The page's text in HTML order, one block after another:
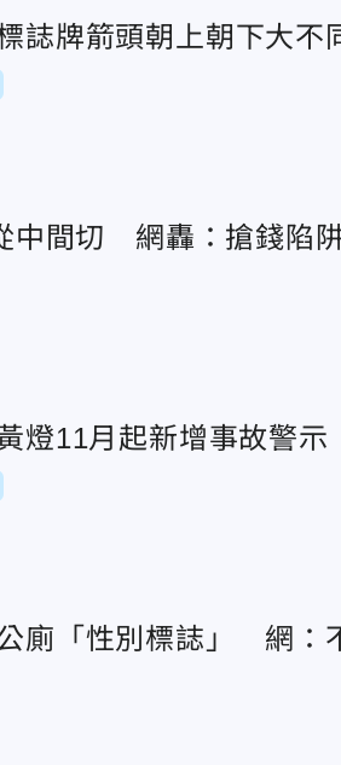
誌牌箭頭朝上朝下大不
中間切 網轟：搶錢陷
燈11月起新增事故警示
廁「性別標誌」 網：